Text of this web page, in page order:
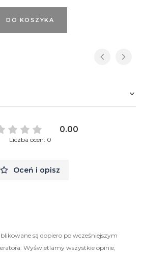
DO KOSZYKA
0.00
Liczba ocen: 0
Oceń i opisz
są dopiero po wcześniejszym
Wyświetlamy wszystkie opinie,